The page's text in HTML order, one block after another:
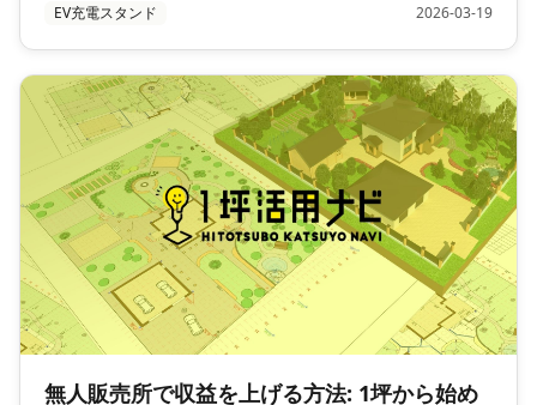
EV充電スタンド 2026-03-19
無人販売所で収益を上げる方法: 1坪から始め